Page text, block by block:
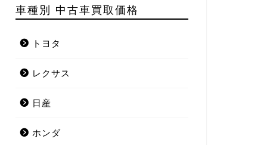
車種別 中古車買取価格
トヨタ
レクサス
日産
ホンダ